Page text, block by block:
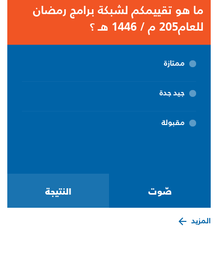
ما هو تقييمكم لشبكة برامج رمضان
للعام205 م / 1446 هـ ؟
ممتازة
جيد جدة
مقبولة
المزيد